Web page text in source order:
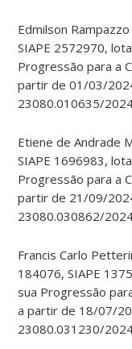
Edmilson
SIAPE 2572970,
Progressão para a
partir de 01/03/
23080.010635/
Etiene de Andrade
SIAPE 1696983,
Progressão para a
partir de 21/09/
23080.030862/
Francis Carlo
184076, SIAPE
sua Progressão
a partir de 18/07/
23080.031230/